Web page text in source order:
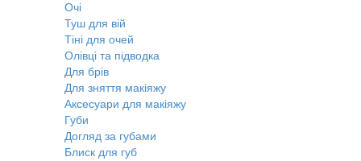
Очі
Туш для вій
Тіні для очей
Олівці та підводка
Для брів
Для зняття макіяжу
Аксесуари для макіяжу
Губи
Догляд за губами
Блиск для губ